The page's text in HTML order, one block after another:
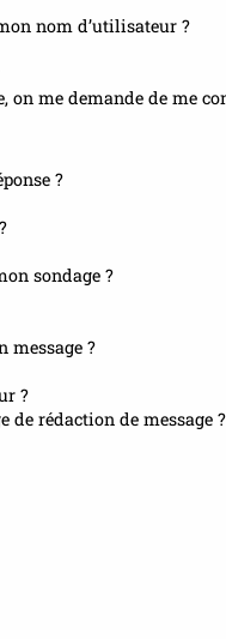
nom d’utilisateur ?
on me demande de me
?
sondage ?
message ?
?
de rédaction de message ?